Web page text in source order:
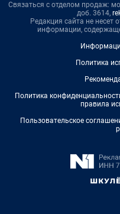
Связаться с отделом продаж:
доб. 3614,
Редакция сайта не несет
информации,
Политика
Политика
правила
Пользовательское